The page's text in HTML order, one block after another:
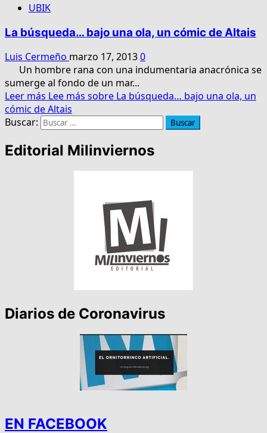
UBIK
La búsqueda… bajo una ola, un cómic de Altais
Luis Cermeño marzo 17, 20130
Un hombre rana con una indumentaria anacrónica se
sumerge al fondo de un mar...
Leer más Lee más sobre La búsqueda… bajo una ola, un
cómic de Altais
Buscar:
Editorial Milinviernos
Diarios de Coronavirus
EN FACEBOOK